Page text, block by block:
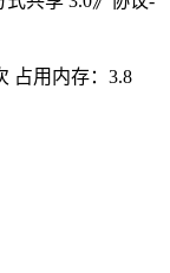
占用内存：3.8